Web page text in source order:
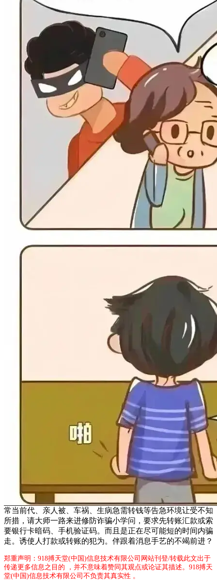
常当前代、亲人被、车祸、生病急需转钱等告急环境让受不知
所措，请大师一路来进修防诈骗小学问，要求先转账汇款或索
要银行卡暗码、手机验证码。而且是正在尽可能短的时间内骗
走。诱使人打款或转账的犯为。伴跟着消息手艺的不竭前进？
郑重声明：918搏天堂(中国)信息技术有限公司网站刊登/转载此文出于
传递更多信息之目的 ，并不意味着赞同其观点或论证其描述。918搏天
堂(中国)信息技术有限公司不负责其真实性 。